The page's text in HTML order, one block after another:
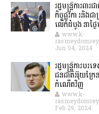
រដ្ឋមន្រ្តីការព
កិច្ចផ្លូវកា រនិងជ
លើកដំបូង នាថ្ងៃ
www.k-
Jun 04, 2024
រដ្ឋមន្ត្រីការបរ
ជនជាតិអ៊ុយក្រ
កំណើតវិញ
www.k-
Feb 29, 2024